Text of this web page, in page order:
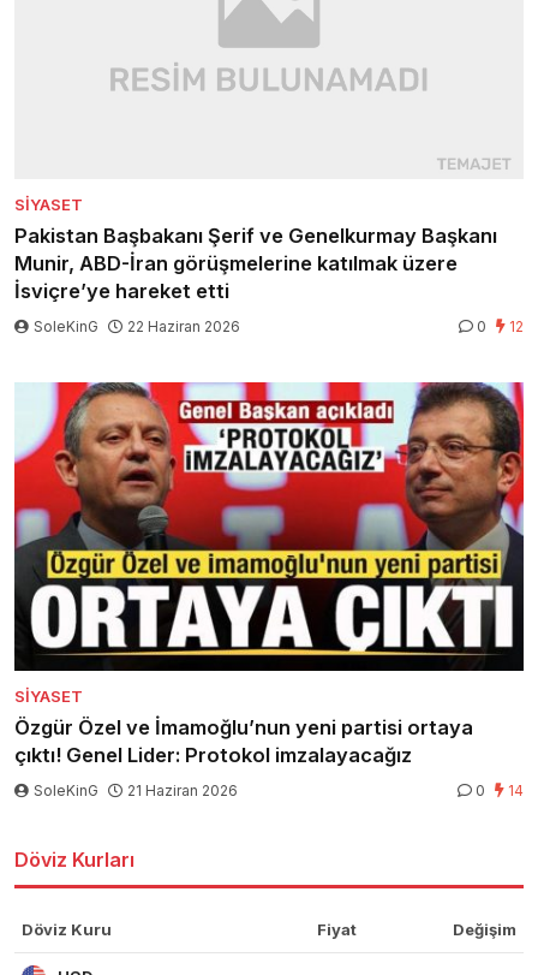
SIYASET
Pakistan Başbakanı Şerif ve Genelkurmay Başkanı
Munir, ABD-İran görüşmelerine katılmak üzere
İsviçre’ye hareket etti
SoleKinG 22 Haziran 2026 0 12
SIYASET
Özgür Özel ve İmamoğlu’nun yeni partisi ortaya
çıktı! Genel Lider: Protokol imzalayacağız
SoleKinG 21 Haziran 2026 0 14
Döviz Kurları
Döviz Kuru Fiyat Değişim